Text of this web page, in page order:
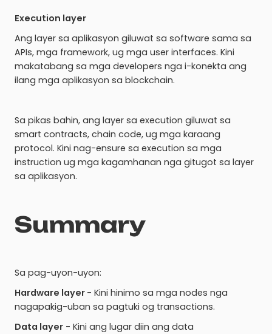
Execution layer
Ang layer sa aplikasyon giluwat sa software sama sa
APIs, mga framework, ug mga user interfaces. Kini
makatabang sa mga developers nga i-konekta ang
ilang mga aplikasyon sa blockchain.
Sa pikas bahin, ang layer sa execution giluwat sa
smart contracts, chain code, ug mga karaang
protocol. Kini nag-ensure sa execution sa mga
instruction ug mga kagamhanan nga gitugot sa layer
sa aplikasyon.
Summary
Sa pag-uyon-uyon:
Hardware layer - Kini hinimo sa mga nodes nga
nagapakig-uban sa pagtuki og transactions.
Data layer - Kini ang lugar diin ang data